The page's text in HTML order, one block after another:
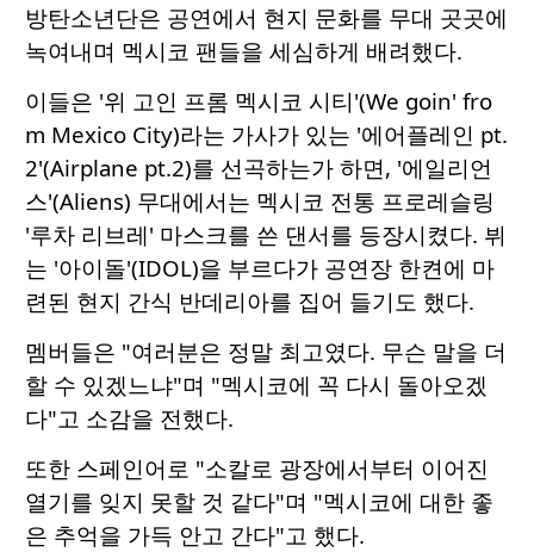
방탄소년단은 공연에서 현지 문화를 무대 곳곳에
녹여내며 멕시코 팬들을 세심하게 배려했다.
이들은 '위 고인 프롬 멕시코 시티'(We goin' fro
m Mexico City)라는 가사가 있는 '에어플레인 pt.
2'(Airplane pt.2)를 선곡하는가 하면, '에일리언
스'(Aliens) 무대에서는 멕시코 전통 프로레슬링
'루차 리브레' 마스크를 쓴 댄서를 등장시켰다. 뷔
는 '아이돌'(IDOL)을 부르다가 공연장 한켠에 마
련된 현지 간식 반데리아를 집어 들기도 했다.
멤버들은 "여러분은 정말 최고였다. 무슨 말을 더
할 수 있겠느냐"며 "멕시코에 꼭 다시 돌아오겠
다"고 소감을 전했다.
또한 스페인어로 "소칼로 광장에서부터 이어진
열기를 잊지 못할 것 같다"며 "멕시코에 대한 좋
은 추억을 가득 안고 간다"고 했다.